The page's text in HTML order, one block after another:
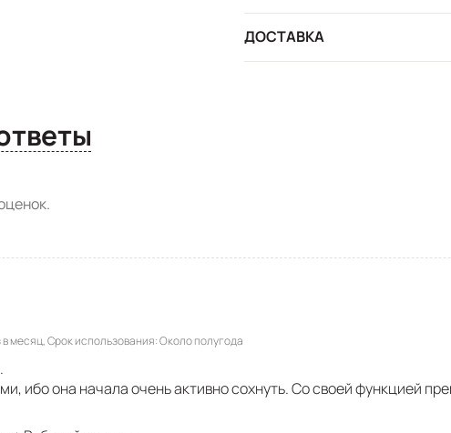
ДОСТАВКА
и ответы
в месяц Срок использования Около полугода
ибо она начала очень активно сохнуть. Со своей функцией